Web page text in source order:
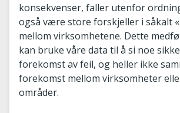
konsekvenser, faller utenfor
også være store forskjeller i såkalt
mellom virksomhetene. Dette
kan bruke våre data til å si noe
forekomst av feil, og heller ikke
forekomst mellom virksomheter
områder.